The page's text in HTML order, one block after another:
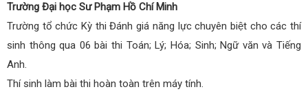
Trường Đại học Sư Phạm Hồ Chí Minh
Trường tổ chức Kỳ thi Đánh giá năng lực chuyên biệt cho các thí
sinh thông qua 06 bài thi Toán; Lý; Hóa; Sinh; Ngữ văn và Tiếng
Anh.
Thí sinh làm bài thi hoàn toàn trên máy tính.